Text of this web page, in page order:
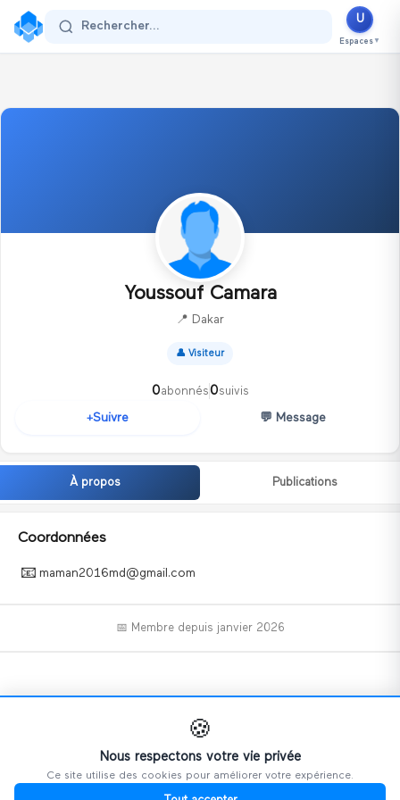
Se connecter
Rechercher...
U
Espaces ▼
Youssouf Camara
📍 Dakar
👤 Visiteur
0abonnés0suivis
+Suivre 💬 Message
À propos Publications
Coordonnées
📧 maman2016md@gmail.com
📅 Membre depuis janvier 2026
📝
Ce profil n'a pas encore ajouté d'informations.
🍪
Nous respectons votre vie privée
Ce site utilise des cookies pour améliorer votre expérience.